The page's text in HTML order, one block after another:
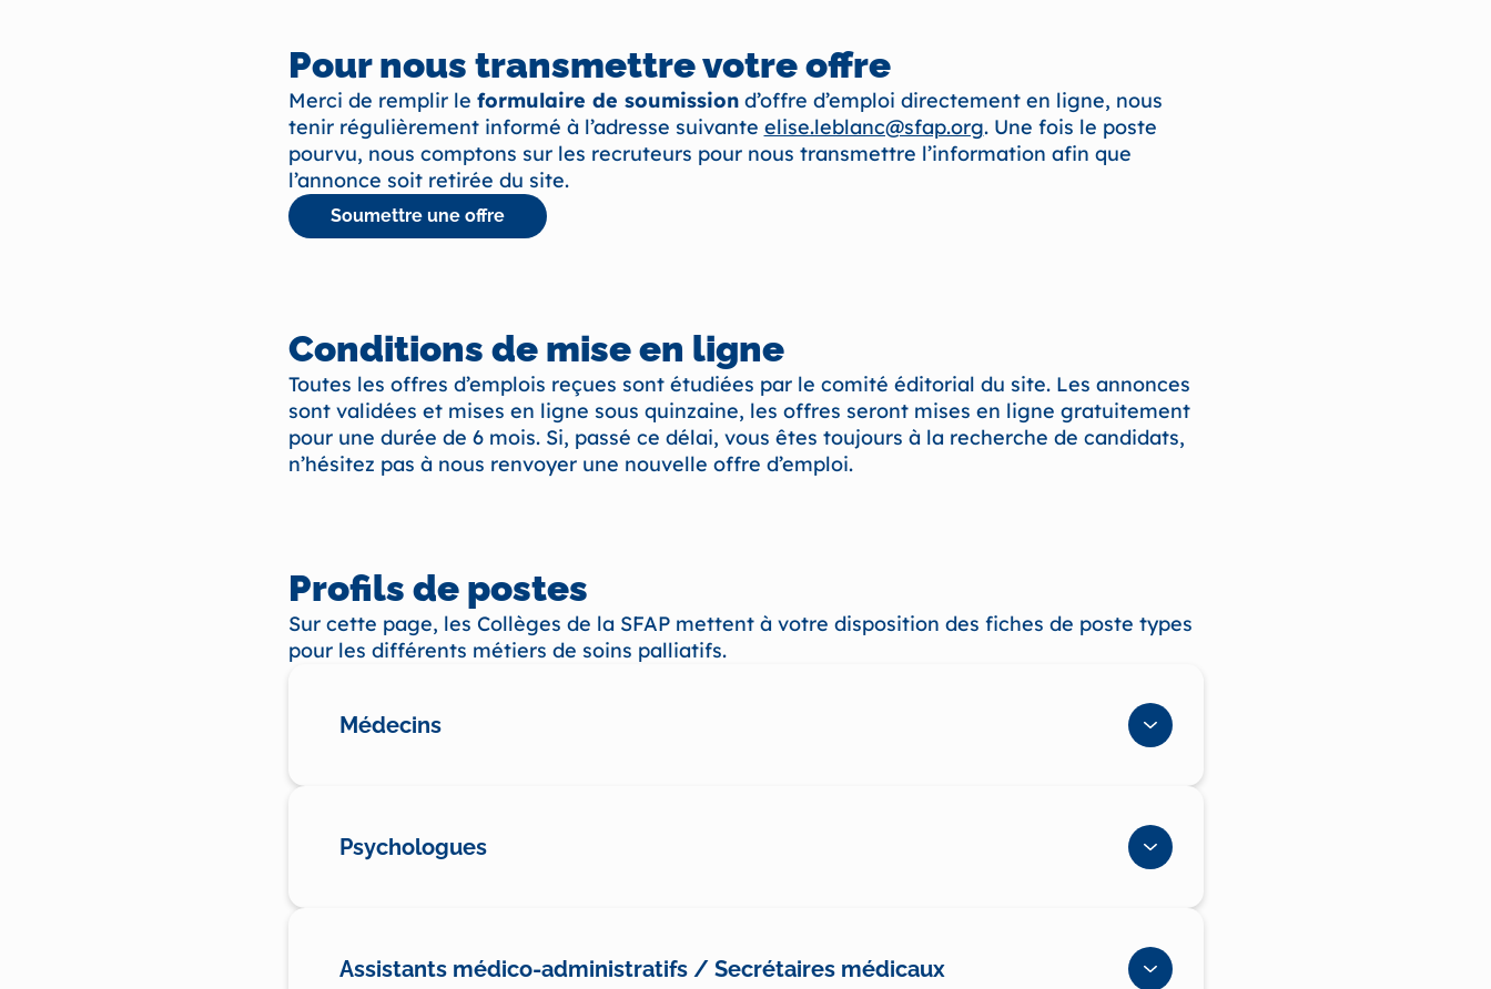
Pour nous transmettre votre offre
Merci de remplir le formulaire de soumissiond’offre d’emploi directement en ligne, nous
tenir régulièrement informé à l’adresse suivante elise.leblanc@sfap.org. Une fois le poste
pourvu, nous comptons sur les recruteurs pour nous transmettre l’information afin que
l’annonce soit retirée du site.
Soumettre une offre
Conditions de mise en ligne
Toutes les offres d’emplois reçues sont étudiées par le comité éditorial du site. Les annonces
sont validées et mises en ligne sous quinzaine, les offres seront mises en ligne gratuitement
pour une durée de 6 mois. Si, passé ce délai, vous êtes toujours à la recherche de candidats,
n’hésitez pas à nous renvoyer une nouvelle offre d’emploi.
Profils de postes
Sur cette page, les Collèges de la SFAP mettent à votre disposition des fiches de poste types
pour les différents métiers de soins palliatifs.
Médecins
Psychologues
Assistants médico-administratifs / Secrétaires médicaux